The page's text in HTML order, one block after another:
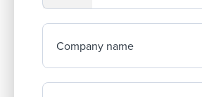
Company name